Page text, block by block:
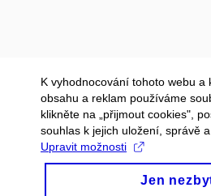
K vyhodnocování tohoto webu a
obsahu a reklam používáme
klikněte na „přijmout cookies",
souhlas k jejich uložení, správě a
Upravit možnosti
Jen